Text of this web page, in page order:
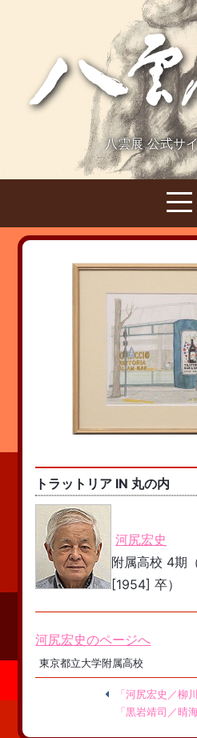
八雲展 公式サ
トラットリア IN 丸の内
河尻宏史
附属高校 4期
[1954] 卒）
河尻宏史のページへ
東京都立大学附属高校
「河尻宏史／柳
「黒岩靖司／晴